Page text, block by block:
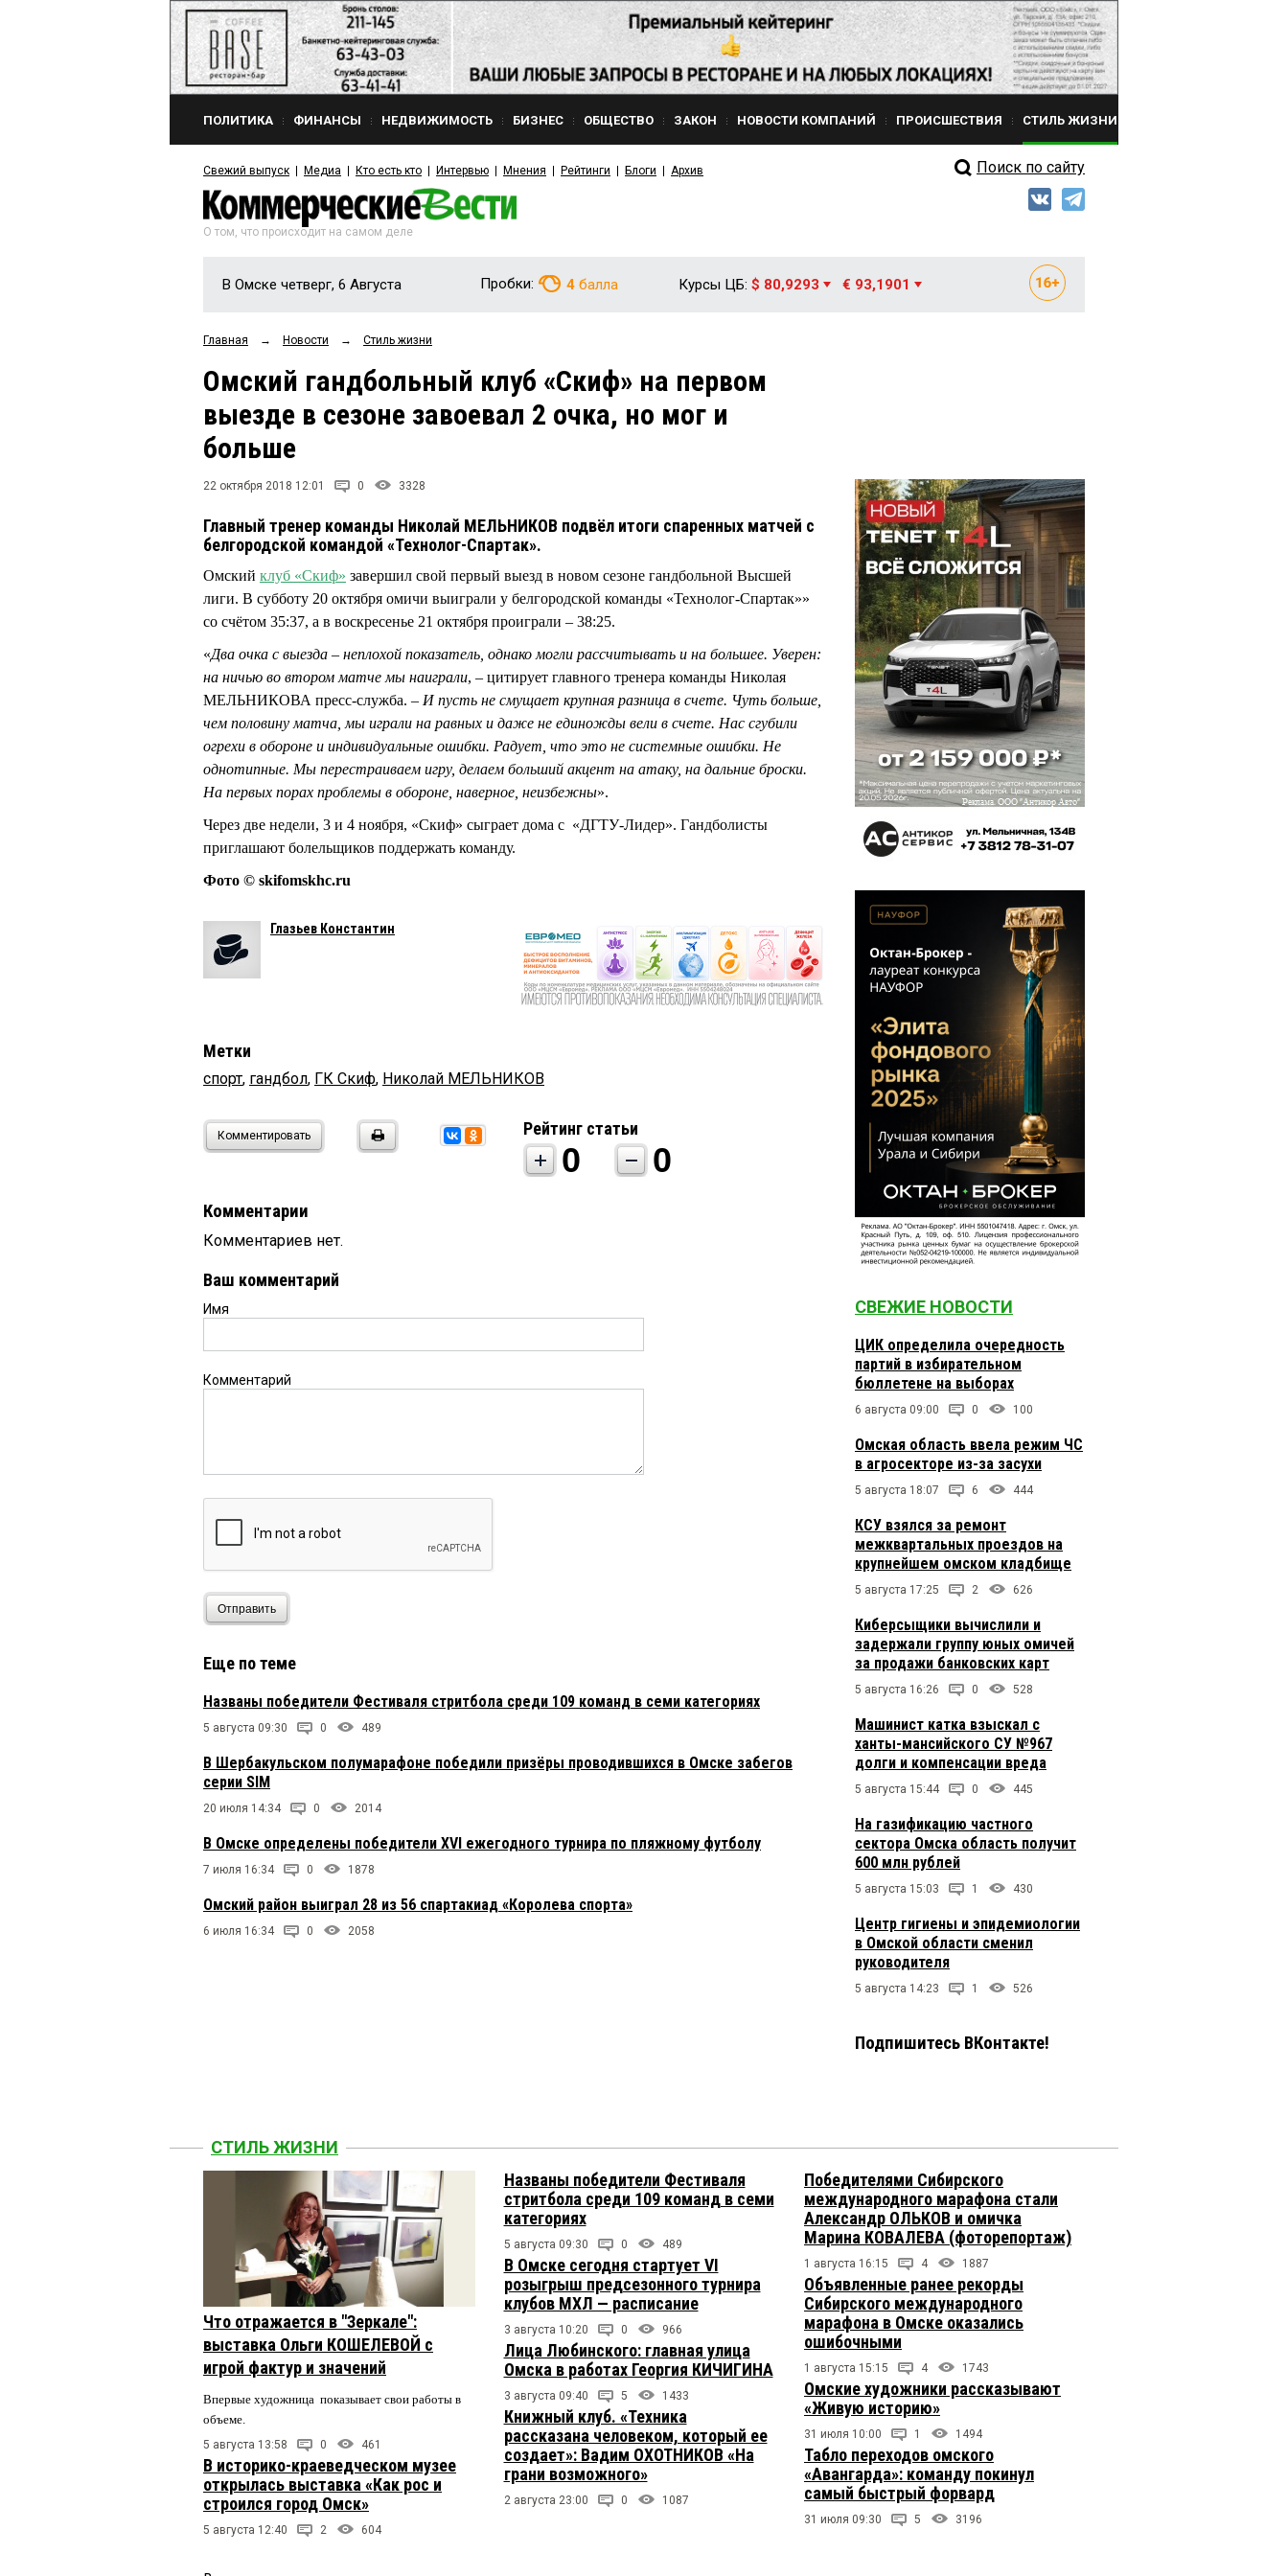
ПОЛИТИКА ФИНАНСЫ НЕДВИЖИМОСТЬ БИЗНЕС ОБЩЕСТВО ЗАКОН НОВОСТИ КОМПАНИЙ ПРОИСШЕСТВИЯ СТИЛЬ ЖИЗНИ
Свежий выпуск Медиа Кто есть кто Интервью Мнения Рейтинги Блоги Архив Поиск по сайту
О том, что происходит на самом деле
В Омске четверг, 6 Августа Пробки: 4 балла Курсы ЦБ: $ 80,9293 € 93,1901
Главная → Новости → Стиль жизни
Омский гандбольный клуб «Скиф» на первом
выезде в сезоне завоевал 2 очка, но мог и
больше
22 октября 2018 12:01 0 3328
Главный тренер команды Николай МЕЛЬНИКОВ подвёл итоги спаренных матчей с
белгородской командой «Технолог-Спартак».
Омский клуб «Скиф» завершил свой первый выезд в новом сезоне гандбольной Высшей
лиги. В субботу 20 октября омичи выиграли у белгородской команды «Технолог-Спартак»»
со счётом 35:37, а в воскресенье 21 октября проиграли – 38:25.
«Два очка с выезда – неплохой показатель, однако могли рассчитывать и на большее. Уверен:
на ничью во втором матче мы наиграли, – цитирует главного тренера команды Николая
МЕЛЬНИКОВА пресс-служба. – И пусть не смущает крупная разница в счете. Чуть больше,
чем половину матча, мы играли на равных и даже не единожды вели в счете. Нас сгубили
огрехи в обороне и индивидуальные ошибки. Радует, что это не системные ошибки. Не
однотипные. Мы перестраиваем игру, делаем больший акцент на атаку, на дальние броски.
На первых порах проблемы в обороне, наверное, неизбежны».
Через две недели, 3 и 4 ноября, «Скиф» сыграет дома с «ДГТУ-Лидер». Гандболисты
приглашают болельщиков поддержать команду.
Фото © skifomskhc.ru
Глазьев Константин
Метки
спорт, гандбол, ГК Скиф, Николай МЕЛЬНИКОВ
Комментировать Рейтинг статьи
0 0
Комментарии
Комментариев нет.
Ваш комментарий
Имя
Комментарий
Отправить
Еще по теме
Названы победители Фестиваля стритбола среди 109 команд в семи категориях
5 августа 09:30 0 489
В Шербакульском полумарафоне победили призёры проводившихся в Омске забегов
серии SIM
20 июля 14:34 0 2014
В Омске определены победители XVI ежегодного турнира по пляжному футболу
7 июля 16:34 0 1878
Омский район выиграл 28 из 56 спартакиад «Королева спорта»
6 июля 16:34 0 2058
СВЕЖИЕ НОВОСТИ
ЦИК определила очередность
партий в избирательном
бюллетене на выборах
6 августа 09:00 0 100
Омская область ввела режим ЧС
в агросекторе из-за засухи
5 августа 18:07 6 444
КСУ взялся за ремонт
межквартальных проездов на
крупнейшем омском кладбище
5 августа 17:25 2 626
Киберсыщики вычислили и
задержали группу юных омичей
за продажи банковских карт
5 августа 16:26 0 528
Машинист катка взыскал с
ханты-мансийского СУ №967
долги и компенсации вреда
5 августа 15:44 0 445
На газификацию частного
сектора Омска область получит
600 млн рублей
5 августа 15:03 1 430
Центр гигиены и эпидемиологии
в Омской области сменил
руководителя
5 августа 14:23 1 526
Подпишитесь ВКонтакте!
СТИЛЬ ЖИЗНИ
Что отражается в "Зеркале":
выставка Ольги КОШЕЛЕВОЙ с
игрой фактур и значений
Впервые художница показывает свои работы в
объеме.
5 августа 13:58 0 461
В историко-краеведческом музее
открылась выставка «Как рос и
строился город Омск»
5 августа 12:40 2 604
Названы победители Фестиваля
стритбола среди 109 команд в семи
категориях
5 августа 09:30 0 489
В Омске сегодня стартует VI
розыгрыш предсезонного турнира
клубов МХЛ — расписание
3 августа 10:20 0 966
Лица Любинского: главная улица
Омска в работах Георгия КИЧИГИНА
3 августа 09:40 5 1433
Книжный клуб. «Техника
рассказана человеком, который ее
создает»: Вадим ОХОТНИКОВ «На
грани возможного»
2 августа 23:00 0 1087
Победителями Сибирского
международного марафона стали
Александр ОЛЬКОВ и омичка
Марина КОВАЛЕВА (фоторепортаж)
1 августа 16:15 4 1887
Объявленные ранее рекорды
Сибирского международного
марафона в Омске оказались
ошибочными
1 августа 15:15 4 1743
Омские художники рассказывают
«Живую историю»
31 июля 10:00 1 1494
Табло переходов омского
«Авангарда»: команду покинул
самый быстрый форвард
31 июля 09:30 5 3196